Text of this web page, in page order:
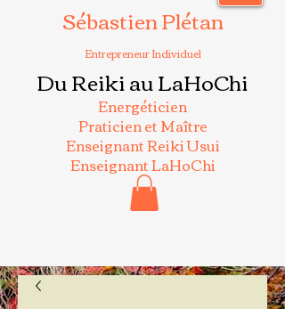
Sébastien Plétan
Entrepreneur Individuel
Du Reiki au LaHoChi
Energéticien
Praticien et Maître
Enseignant Reiki Usui
Enseignant LaHoChi